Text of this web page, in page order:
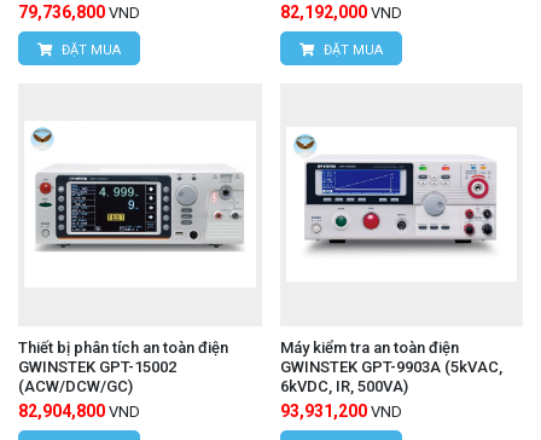
79,736,800 VND
ĐẶT MUA
82,192,000 VND
ĐẶT MUA
Thiết bị phân tích an toàn điện
GWINSTEK GPT-15002
(ACW/DCW/GC)
82,904,800 VND
Máy kiểm tra an toàn điện
GWINSTEK GPT-9903A (5kVAC,
6kVDC, IR, 500VA)
93,931,200 VND